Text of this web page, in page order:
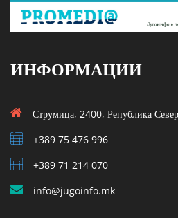
ИНФОРМАЦИИ
Струмица, 2400, Република
+389 75 476 996
+389 71 214 070
info@jugoinfo.mk